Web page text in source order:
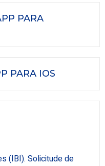
PARA
PARA IOS
(IBI). Solicitude de